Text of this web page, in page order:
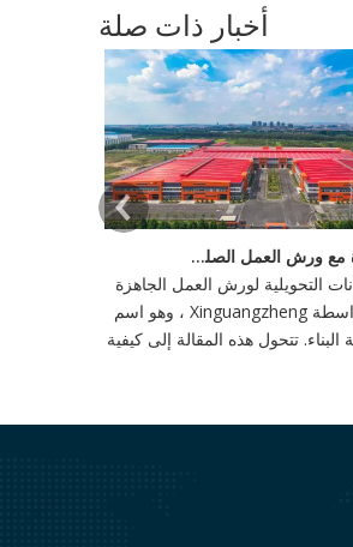
أخبار ذات صلة
تعظيم الكفاءة مع ورش العمل الصلب الجاهزة
التحويلية لورش العمل الجاهزة
من الصلب بواسطة Xinguangzheng ، وهو اسم
تتحول هذه المقالة إلى كيفية